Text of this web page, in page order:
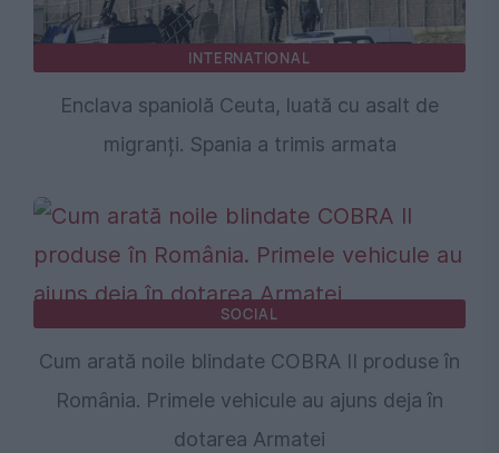
INTERNATIONAL
Enclava spaniolă Ceuta, luată cu asalt de
migranți. Spania a trimis armata
SOCIAL
Cum arată noile blindate COBRA II produse în
România. Primele vehicule au ajuns deja în
dotarea Armatei